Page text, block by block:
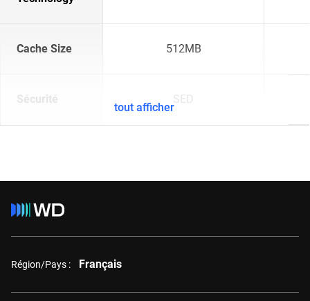
Cache Size 512MB
Sécurité SED
tout afficher
Région/Pays : Français